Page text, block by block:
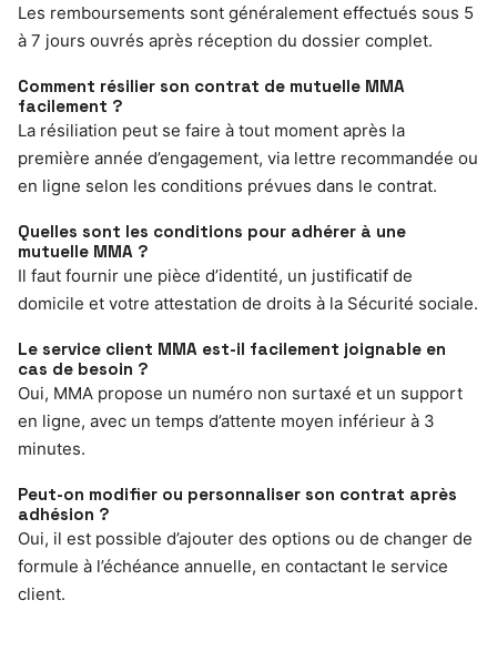
Les remboursements sont généralement effectués sous 5
à 7 jours ouvrés après réception du dossier complet.
Comment résilier son contrat de mutuelle MMA
facilement ?
La résiliation peut se faire à tout moment après la
première année d’engagement, via lettre recommandée ou
en ligne selon les conditions prévues dans le contrat.
Quelles sont les conditions pour adhérer à une
mutuelle MMA ?
Il faut fournir une pièce d’identité, un justificatif de
domicile et votre attestation de droits à la Sécurité sociale.
Le service client MMA est-il facilement joignable en
cas de besoin ?
Oui, MMA propose un numéro non surtaxé et un support
en ligne, avec un temps d’attente moyen inférieur à 3
minutes.
Peut-on modifier ou personnaliser son contrat après
adhésion ?
Oui, il est possible d’ajouter des options ou de changer de
formule à l’échéance annuelle, en contactant le service
client.